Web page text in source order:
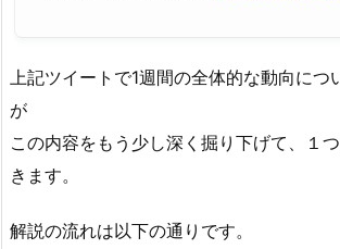
上記ツイートで1週間の全体的な動向につ
が
この内容をもう少し深く掘り下げて、１
きます。
解説の流れは以下の通りです。